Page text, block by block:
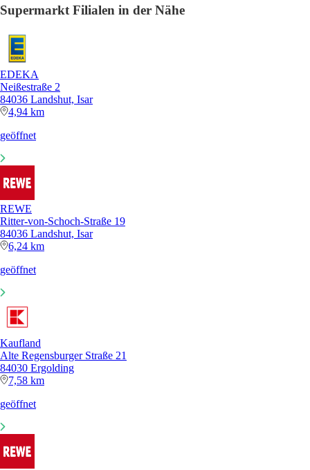
Supermarkt Filialen in der Nähe
EDEKA
Neißestraße 2
84036 Landshut, Isar
4,94 km
geöffnet
REWE
Ritter-von-Schoch-Straße 19
84036 Landshut, Isar
6,24 km
geöffnet
Kaufland
Alte Regensburger Straße 21
84030 Ergolding
7,58 km
geöffnet